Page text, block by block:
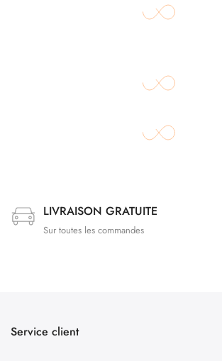
LIVRAISON GRATUITE
Sur toutes les commandes
Service client